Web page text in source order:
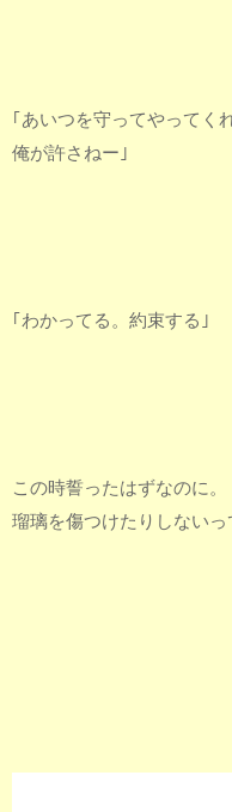
｢あいつを守ってやってく
俺が許さねー｣
｢わかってる。約束する｣
この時誓ったはずなのに。
瑠璃を傷つけたりしないっ